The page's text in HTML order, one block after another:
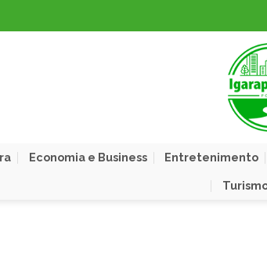
Economia e Business Entretenimento